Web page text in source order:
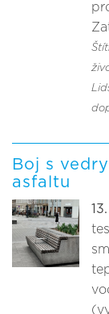
Boj s
asfaltu